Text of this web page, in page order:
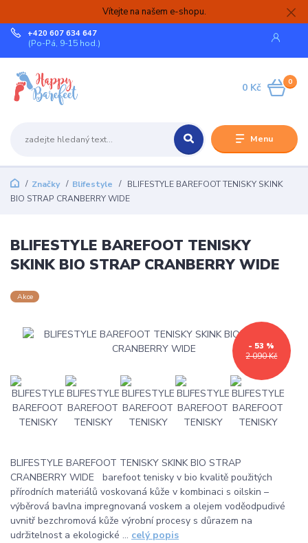
Vítejte na našem e-shopu.
Menu
+420 607 634 647
(Po-Pá, 9-15 hod.)
0
0 Kč
Značky Blifestyle
BLIFESTYLE BAREFOOT TENISKY SKINK
BIO STRAP CRANBERRY WIDE
BLIFESTYLE BAREFOOT TENISKY
SKINK BIO STRAP CRANBERRY WIDE
Akce
2 090 Kč
- 53 %
BLIFESTYLE BAREFOOT TENISKY SKINK BIO STRAP
CRANBERRY WIDE barefoot tenisky v bio kvalitě použitých
přírodních materiálů voskovaná kůže v kombinaci s oilskin –
výběrová bavlna impregnovaná voskem a olejem voděodpudivé
uvnitř bezchromová kůže výrobní procesy s důrazem na
udržitelnost a ekologické ... celý popis